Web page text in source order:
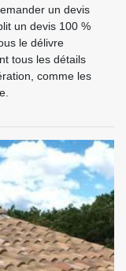
un devis
un devis 100 %
le délivre
tous les détails
comme les